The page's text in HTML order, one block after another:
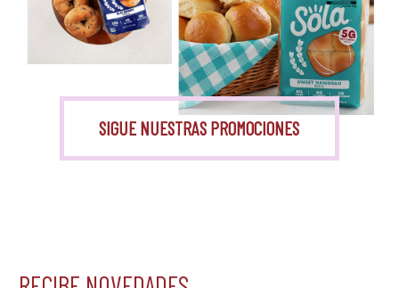
SIGUE NUESTRAS PROMOCIONES